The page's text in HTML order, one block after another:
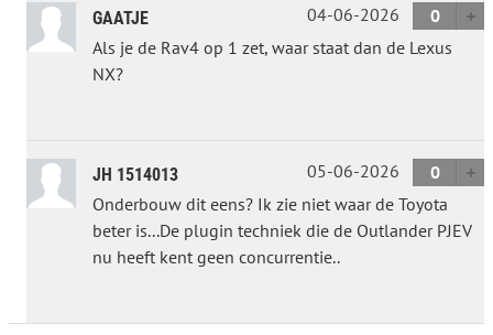
GAATJE 04-06-2026
0
Als je de Rav4 op 1 zet, waar staat dan de Lexus
NX?
JH 1514013 05-06-2026
0
Onderbouw dit eens? Ik zie niet waar de Toyota
beter is...De plugin techniek die de Outlander PJEV
nu heeft kent geen concurrentie..